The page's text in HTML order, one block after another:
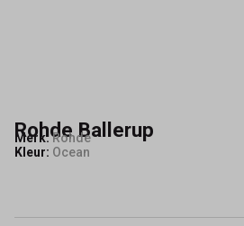
Rohde Ballerup
Merk:Rohde
Kleur: Ocean